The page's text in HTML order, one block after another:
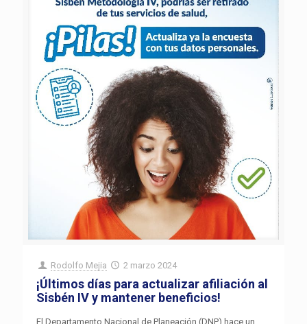
Rodolfo Mejia 2 marzo 2024
¡Últimos días para actualizar afiliación al
Sisbén IV y mantener beneficios!
El Departamento Nacional de Planeación (DNP) hace un